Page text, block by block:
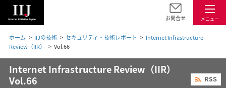
メニュー
お問合せ
ホーム IIJの技術 セキュリティ・技術レポート
Internet Infrastructure
Review（IIR）
Vol.66
Internet Infrastructure Review（IIR）
Vol.66